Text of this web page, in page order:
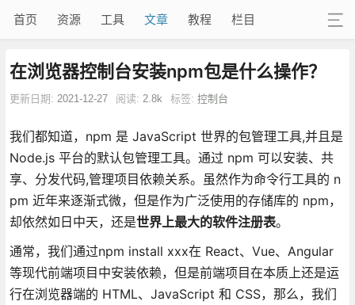
首页 资源 工具 文章 教程 栏目
在浏览器控制台安装npm包是什么操作？
更新日期: 2021-12-27 阅读: 2.8k 标签: 控制台
我们都知道，npm 是 JavaScript 世界的包管理工具,并且是
Node.js 平台的默认包管理工具。通过 npm 可以安装、共
享、分发代码,管理项目依赖关系。虽然作为命令行工具的 n
pm 近年来逐渐式微，但是作为广泛使用的存储库的 npm，
却依然如日中天，还是世界上最大的软件注册表。
通常，我们通过npm install xxx在 React、Vue、Angular
等现代前端项目中安装依赖，但是前端项目在本质上还是运
行在浏览器端的 HTML、JavaScript 和 CSS，那么，我们